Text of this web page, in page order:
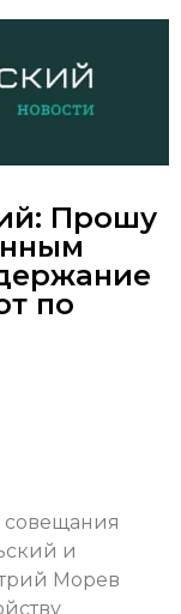
Прошу
по
совещания
и
Морев